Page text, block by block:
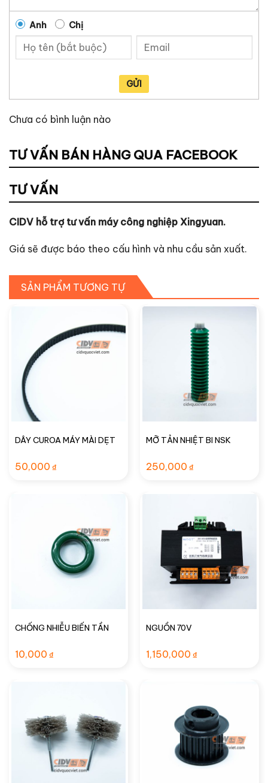
Anh Chị
GỬI
Chưa có bình luận nào
TƯ VẤN BÁN HÀNG QUA FACEBOOK
TƯ VẤN
CIDV hỗ trợ tư vấn máy công nghiệp Xingyuan.
Giá sẽ được báo theo cấu hình và nhu cầu sản xuất.
SẢN PHẨM TƯƠNG TỰ
DÂY CUROA MÁY MÀI DẸT
50,000 ₫
MỠ TẢN NHIỆT BI NSK
250,000 ₫
CHỐNG NHIỄU BIẾN TẦN
10,000 ₫
NGUỒN 70V
1,150,000 ₫